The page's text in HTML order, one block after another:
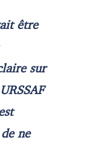
être
sur
ne